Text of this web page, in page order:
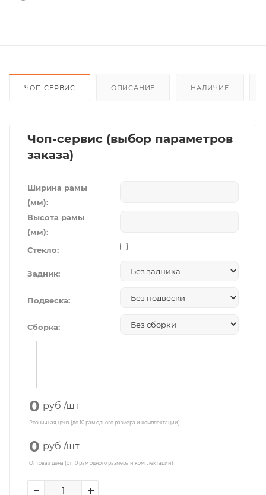
ЧОП-СЕРВИС ОПИСАНИЕ НАЛИЧИЕ
Чоп-сервис (выбор параметров
заказа)
Ширина рамы
(мм):
Высота рамы
(мм):
Стекло:
Задник:
Подвеска:
Сборка:
0 руб /шт
Розничная цена (до 10 рам одного размера и комплектации)
0 руб /шт
Оптовая цена (от 10 рам одного размера и комплектации)